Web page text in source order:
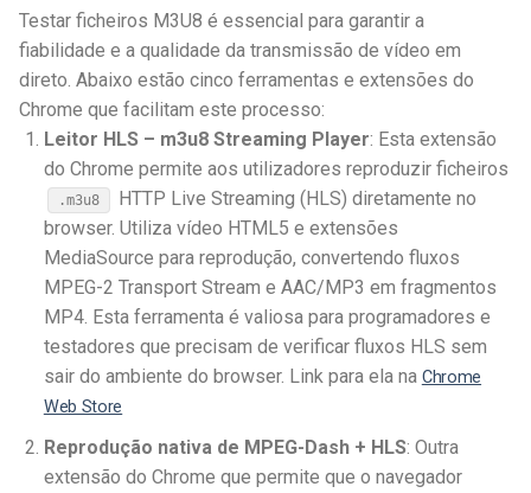
Testar ficheiros M3U8 é essencial para garantir a
fiabilidade e a qualidade da transmissão de vídeo em
direto. Abaixo estão cinco ferramentas e extensões do
Chrome que facilitam este processo:
Leitor HLS – m3u8 Streaming Player: Esta extensão
do Chrome permite aos utilizadores reproduzir ficheiros
.m3u8
HTTP Live Streaming (HLS) diretamente no
browser. Utiliza vídeo HTML5 e extensões
MediaSource para reprodução, convertendo fluxos
MPEG-2 Transport Stream e AAC/MP3 em fragmentos
MP4. Esta ferramenta é valiosa para programadores e
testadores que precisam de verificar fluxos HLS sem
sair do ambiente do browser. Link para ela na Chrome
Web Store
Reprodução nativa de MPEG-Dash + HLS: Outra
extensão do Chrome que permite que o navegador